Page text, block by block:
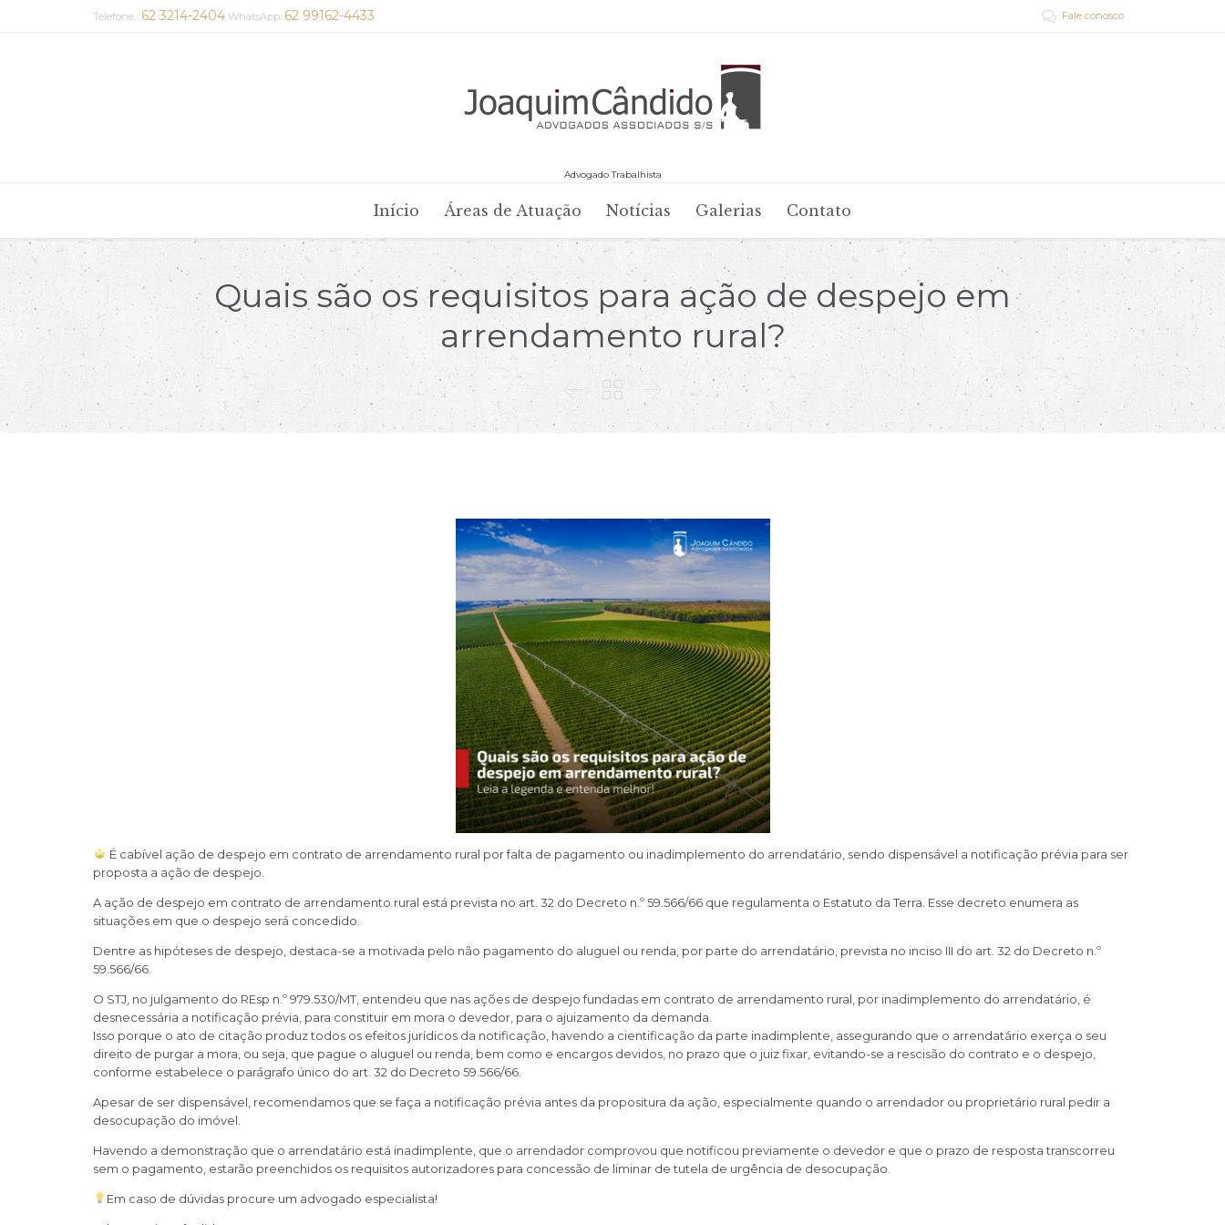
Telefone: 62 3214-2404 WhatsApp: 62 99162-4433  Fale conosco
Advogado Trabalhista
to
Início Áreas de Atuação Notícias Galerias Contato
Quais são os requisitos para ação de despejo em
arrendamento rural?
 
É cabível ação de despejo em contrato de arrendamento rural por falta de pagamento ou inadimplemento do arrendatário, sendo dispensável a notificação prévia para ser
proposta a ação de despejo.
A ação de despejo em contrato de arrendamento rural está prevista no art. 32 do Decreto n.º 59.566/66 que regulamenta o Estatuto da Terra. Esse decreto enumera as
situações em que o despejo será concedido.
Dentre as hipóteses de despejo, destaca-se a motivada pelo não pagamento do aluguel ou renda, por parte do arrendatário, prevista no inciso III do art. 32 do Decreto n.º
59.566/66.
O STJ, no julgamento do REsp n.º 979.530/MT, entendeu que nas ações de despejo fundadas em contrato de arrendamento rural, por inadimplemento do arrendatário, é
desnecessária a notificação prévia, para constituir em mora o devedor, para o ajuizamento da demanda.
Isso porque o ato de citação produz todos os efeitos jurídicos da notificação, havendo a cientificação da parte inadimplente, assegurando que o arrendatário exerça o seu
direito de purgar a mora, ou seja, que pague o aluguel ou renda, bem como e encargos devidos, no prazo que o juiz fixar, evitando-se a rescisão do contrato e o despejo,
conforme estabelece o parágrafo único do art. 32 do Decreto 59.566/66.
Apesar de ser dispensável, recomendamos que se faça a notificação prévia antes da propositura da ação, especialmente quando o arrendador ou proprietário rural pedir a
desocupação do imóvel.
Havendo a demonstração que o arrendatário está inadimplente, que o arrendador comprovou que notificou previamente o devedor e que o prazo de resposta transcorreu
sem o pagamento, estarão preenchidos os requisitos autorizadores para concessão de liminar de tutela de urgência de desocupação.
Em caso de dúvidas procure um advogado especialista!